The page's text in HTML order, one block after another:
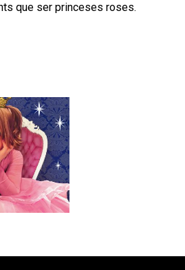
que ser princeses roses.